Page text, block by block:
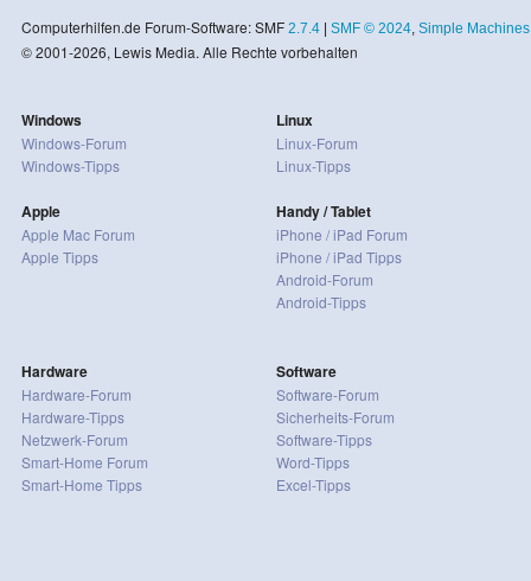
Computerhilfen.de Forum-Software: SMF 2.7.4| SMF © 2024, Simple Machines
© 2001-2026, Lewis Media. Alle Rechte vorbehalten
Windows
Windows-Forum
Windows-Tipps
Apple
Apple Mac Forum
Apple Tipps
Linux
Linux-Forum
Linux-Tipps
Handy / Tablet
iPhone / iPad Forum
iPhone / iPad Tipps
Android-Forum
Android-Tipps
Hardware
Hardware-Forum
Hardware-Tipps
Netzwerk-Forum
Smart-Home Forum
Smart-Home Tipps
Software
Software-Forum
Sicherheits-Forum
Software-Tipps
Word-Tipps
Excel-Tipps